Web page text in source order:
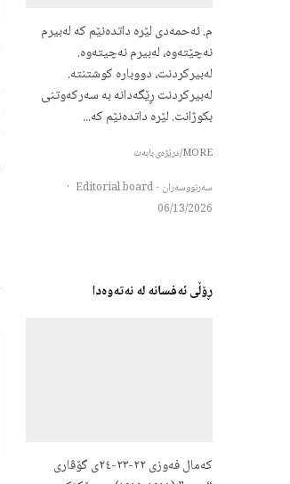
م. ئەحمەدی لێرە داتدەنێم کە لەبیرم
نەچێتەوە، لەبیرم نەچیتەوە.
لەبیرکردنت، دووبارە کوشتنتە.
لەبیرکردنت ڕێگەدانە بە سەرکەوتنی
بکوژانت. لێرە داتدەنێم کە...
MORE/درێژەی بابەت
سەرنووسەران - Editorial board
·
06/13/2026
ڕۆڵی ئەفسانە لە نەتەوەدا
کەمال فەوزی ٢٢-٢٣-٢٤ی گۆڤاری